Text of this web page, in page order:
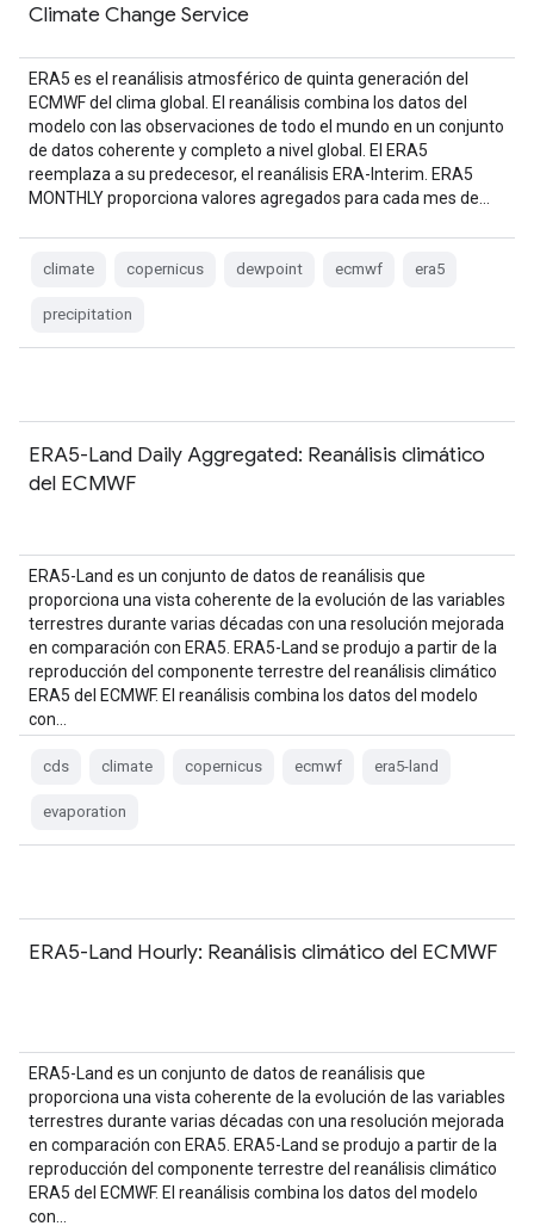
Climate Change Service
ERA5 es el reanálisis atmosférico de quinta generación del
ECMWF del clima global. El reanálisis combina los datos del
modelo con las observaciones de todo el mundo en un conjunto
de datos coherente y completo a nivel global. El ERA5
reemplaza a su predecesor, el reanálisis ERA-Interim. ERA5
MONTHLY proporciona valores agregados para cada mes de…
climate copernicus dewpoint ecmwf era5
precipitation
ERA5-Land Daily Aggregated: Reanálisis climático
del ECMWF
ERA5-Land es un conjunto de datos de reanálisis que
proporciona una vista coherente de la evolución de las variables
terrestres durante varias décadas con una resolución mejorada
en comparación con ERA5. ERA5-Land se produjo a partir de la
reproducción del componente terrestre del reanálisis climático
ERA5 del ECMWF. El reanálisis combina los datos del modelo
con…
cds climate copernicus ecmwf era5-land
evaporation
ERA5-Land Hourly: Reanálisis climático del ECMWF
ERA5-Land es un conjunto de datos de reanálisis que
proporciona una vista coherente de la evolución de las variables
terrestres durante varias décadas con una resolución mejorada
en comparación con ERA5. ERA5-Land se produjo a partir de la
reproducción del componente terrestre del reanálisis climático
ERA5 del ECMWF. El reanálisis combina los datos del modelo
con…